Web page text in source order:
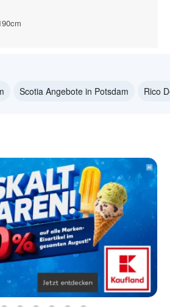
Scotia Angebote in Potsdam Rico